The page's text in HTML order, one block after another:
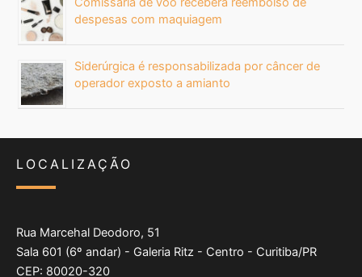
despesas com maquiagem
Siderúrgica é responsabilizada por câncer de
operador exposto a amianto
LOCALIZAÇÃO
Rua Marcehal Deodoro, 51
Sala 601 (6º andar) - Galeria Ritz - Centro - Curitiba/PR
CEP: 80020-320